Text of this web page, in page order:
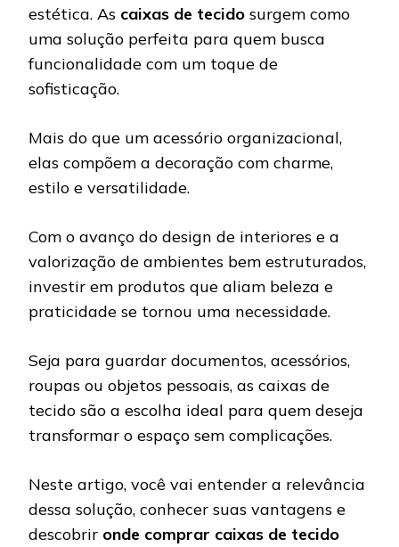
estética. As caixas de tecido surgem como
uma solução perfeita para quem busca
funcionalidade com um toque de
sofisticação.
Mais do que um acessório organizacional,
elas compõem a decoração com charme,
estilo e versatilidade.
Com o avanço do design de interiores e a
valorização de ambientes bem estruturados,
investir em produtos que aliam beleza e
praticidade se tornou uma necessidade.
Seja para guardar documentos, acessórios,
roupas ou objetos pessoais, as caixas de
tecido são a escolha ideal para quem deseja
transformar o espaço sem complicações.
Neste artigo, você vai entender a relevância
dessa solução, conhecer suas vantagens e
descobrir onde comprar caixas de tecido